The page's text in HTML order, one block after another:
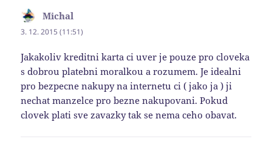
Michal
3. 12. 2015 (11:51)
Jakakoliv kreditni karta ci uver je pouze pro cloveka
s dobrou platebni moralkou a rozumem. Je idealni
pro bezpecne nakupy na internetu ci ( jako ja ) ji
nechat manzelce pro bezne nakupovani. Pokud
clovek plati sve zavazky tak se nema ceho obavat.